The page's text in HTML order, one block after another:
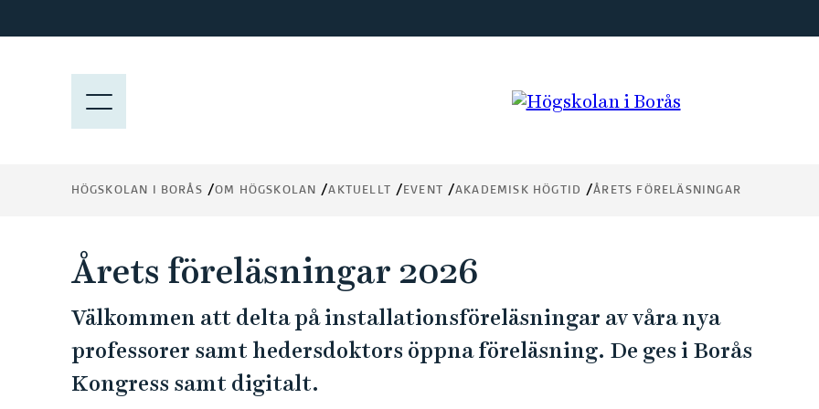
o
N
HÖGSKOLAN I BORÅS OM HÖGSKOLAN AKTUELLT EVENT AKADEMISK HÖGTID ÅRETS FÖRELÄSNINGAR
Årets föreläsningar 2026
Välkommen att delta på installationsföreläsningar av våra nya
professorer samt hedersdoktors öppna föreläsning. De ges i Borås
Kongress samt digitalt.